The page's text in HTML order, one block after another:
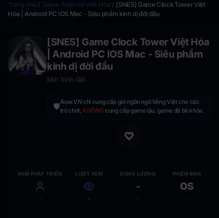
Trang chủ / Game Android Việt Hóa / [SNES] Game Clock Tower Việt
Hóa | Android PC IOS Mac - Siêu phẩm kinh dị đời đầu
[SNES] Game Clock Tower Việt Hóa
| Android PC IOS Mac - Siêu phẩm
kinh dị đời đầu
Min Xinh Gái
🛡️Aow.VN chỉ cung cấp gói ngôn ngữ tiếng Việt cho các
trò chơi, KHÔNGcung cấp game lậu, game đã bẻ khóa.
NHÀ PHÁT TRIỂN
-
LƯỢT XEM
-
DUNG LƯỢNG
-
-
PHIÊN BẢN
OS
-